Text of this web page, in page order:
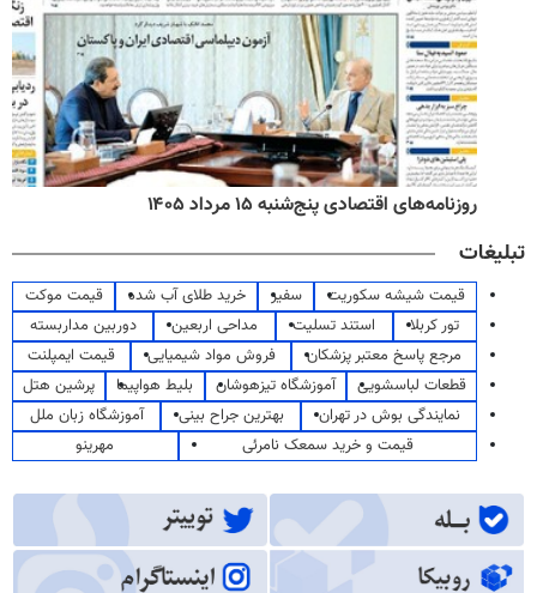
روزنامه‌های اقتصادی پنج‌شنبه ۱۵ مرداد ۱۴۰۵
تبلیغات
قیمت شیشه سکوریت سفیر خرید طلای آب شده
قیمت موکت
تور کربلا
استند تسلیت مداحی اربعین
دوربین مداربسته
مرجع پاسخ معتبر پزشکان
فروش مواد شیمیایی
قیمت ایمپلنت
قطعات لباسشویی
آموزشگاه تیزهوشان بلیط هواپیما
پرشین هتل
نمایندگی بوش در تهران
بهترین جراح بینی
آموزشگاه زبان ملل
قیمت و خرید سمعک نامرئی
مهرینو